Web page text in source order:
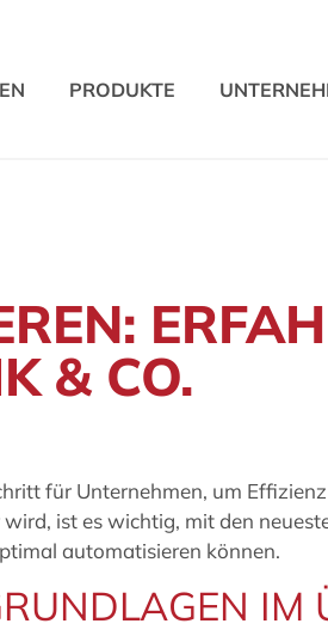
PRODUKTE
& CO.
für Unternehmen, um
ist es wichtig, mit den
automatisieren können.
IM